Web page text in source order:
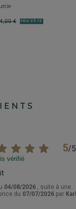
€ PRIX D'ÉTÉ
5/5
vérifié
04/08/2026 , suite à une
du 07/07/2026 par Karl